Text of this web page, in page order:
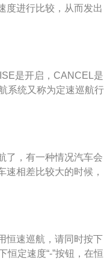
度进行比较，从而发出
使车辆始终保持所设
为52l，整备质量为131
是开启，CANCEL是
系统又称为定速巡航行
一款紧凑型轿车，其
一款是1.8升自然吸气
了，有一种情况汽车会
速相差比较大的时候，
巡航，正常的汽车在
恢复正常的行驶功能。
6速自动变速箱。它的
，车的轴距是2700m
，车型整体时尚动感，
恒速巡航，请同时按下
定速度“-”按钮，在恒
或踩下制动器设置快